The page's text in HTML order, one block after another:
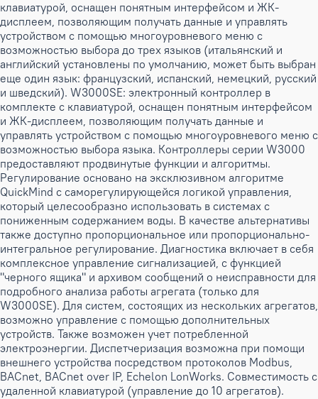
клавиатурой, оснащен понятным интерфейсом и ЖК-
дисплеем, позволяющим получать данные и управлять
устройством с помощью многоуровневого меню с
возможностью выбора до трех языков (итальянский и
английский установлены по умолчанию, может быть выбран
еще один язык: французский, испанский, немецкий, русский
и шведский). W3000SE: электронный контроллер в
комплекте с клавиатурой, оснащен понятным интерфейсом
и ЖК-дисплеем, позволяющим получать данные и
управлять устройством с помощью многоуровневого меню с
возможностью выбора языка. Контроллеры серии W3000
предоставляют продвинутые функции и алгоритмы.
Регулирование основано на эксклюзивном алгоритме
QuickMind с саморегулирующейся логикой управления,
который целесообразно использовать в системах с
пониженным содержанием воды. В качестве альтернативы
также доступно пропорциональное или пропорционально-
интегральное регулирование. Диагностика включает в себя
комплексное управление сигнализацией, с функцией
"черного ящика" и архивом сообщений о неисправности для
подробного анализа работы агрегата (только для
W3000SE). Для систем, состоящих из нескольких агрегатов,
возможно управление с помощью дополнительных
устройств. Также возможен учет потребленной
электроэнергии. Диспетчеризация возможна при помощи
внешнего устройства посредством протоколов Modbus,
BACnet, BACnet over IP, Echelon LonWorks. Совместимость с
удаленной клавиатурой (управление до 10 агрегатов).